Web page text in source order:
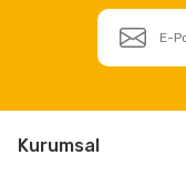
Kurumsal